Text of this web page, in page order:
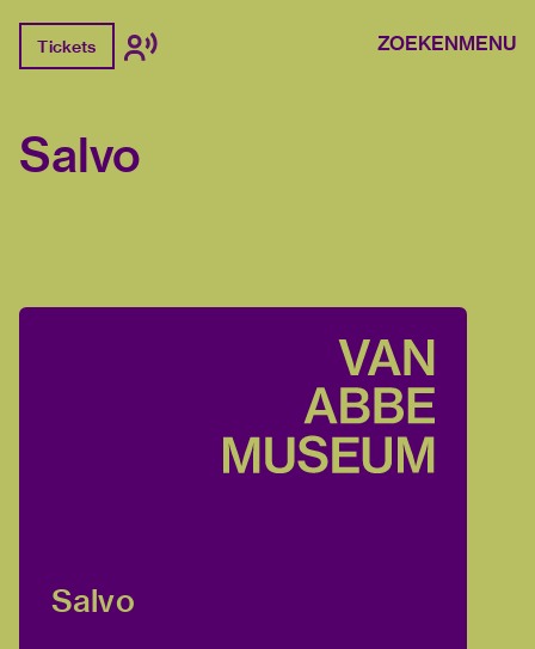
Tickets ZOEKENMENU
Salvo
Salvo